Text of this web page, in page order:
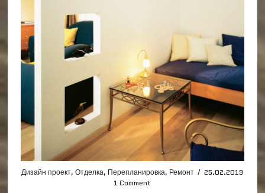
Дизайн проект,Отделка, Перепланировка, Ремонт / 25.02.2019
1 Comment